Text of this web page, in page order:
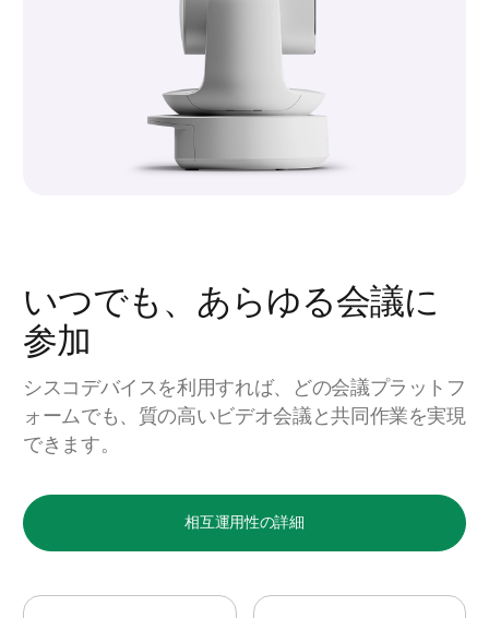
いつでも、あらゆる会議に
参加
シスコデバイスを利用すれば、どの会議プラットフ
ォームでも、質の高いビデオ会議と共同作業を実現
できます。
相互運用性の詳細